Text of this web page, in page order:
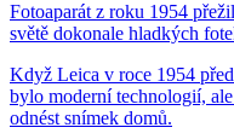
Fotoaparát z roku 1954
světě dokonale hladkých
Když Leica v roce 1954
bylo moderní technologií,
odnést snímek domů.